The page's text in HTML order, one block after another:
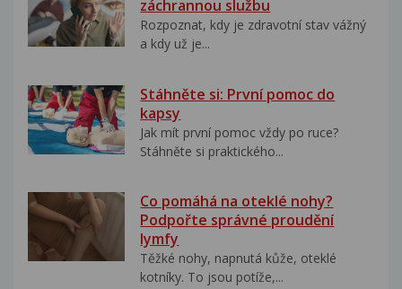
záchrannou službu
Rozpoznat, kdy je zdravotní stav vážný
a kdy už je...
Stáhněte si: První pomoc do
kapsy
Jak mít první pomoc vždy po ruce?
Stáhněte si praktického...
Co pomáhá na oteklé nohy?
Podpořte správné proudění
lymfy
Těžké nohy, napnutá kůže, oteklé
kotníky. To jsou potíže,...